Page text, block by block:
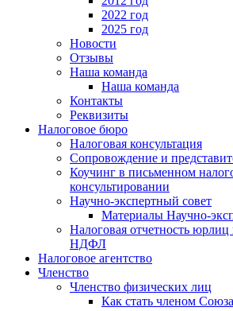
2022 год
2025 год
Новости
Отзывы
Наша команда
Наша команда
Контакты
Реквизиты
Налоговое бюро
Налоговая консультация
Cопровождение и
Коучинг в письменном
консультировании
Научно-экспертный совет
Материалы Научно-
Налоговая отчетность
НДФЛ
Налоговое агентство
Членство
Членство физических лиц
Как стать членом